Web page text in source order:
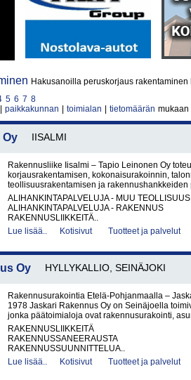
Hakusanoilla peruskorjaus
5 6 7 8
paikkakunnan toimialan tietomäärän mukaan
Oy IISALMI
Rakennusliike Iisalmi – Tapio Leinonen Oy
korjausrakentamisen, kokonaisurakoinnin,
teollisuusrakentamisen ja
ALIHANKINTAPALVELUJA - MUU TEOLLISUUS
ALIHANKINTAPALVELUJA - RAKENNUS
RAKENNUSLIIKKEITÄ..
Lue lisää..
Kotisivut Tuotteet ja palvelut
Oy HYLLYKALLIO, SEINÄJOKI
Rakennusurakointia Etelä-Pohjanmaalla –
1978 Jaskari Rakennus Oy on Seinäjoella
jonka päätoimialoja ovat rakennusurakointi,
RAKENNUSLIIKKEITÄ
RAKENNUSSANEERAUSTA
RAKENNUSSUUNNITTELUA..
Lue lisää..
Kotisivut Tuotteet ja palvelut